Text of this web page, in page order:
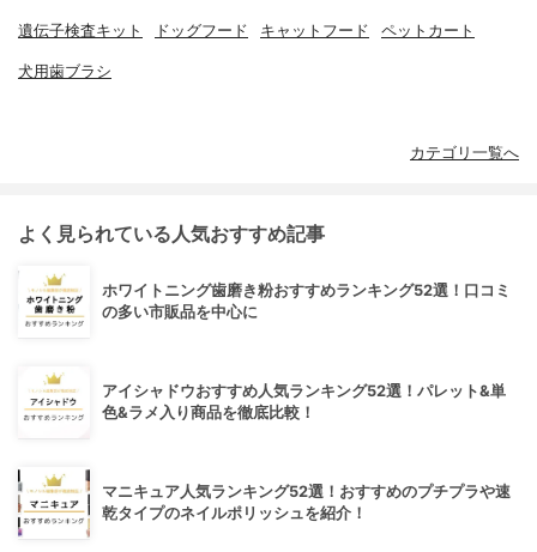
遺伝子検査キット ドッグフード キャットフード ペットカート
犬用歯ブラシ
カテゴリ一覧へ
よく見られている人気おすすめ記事
ホワイトニング歯磨き粉おすすめランキング52選！口コミ
の多い市販品を中心に
アイシャドウおすすめ人気ランキング52選！パレット&単
色&ラメ入り商品を徹底比較！
マニキュア人気ランキング52選！おすすめのプチプラや速
乾タイプのネイルポリッシュを紹介！